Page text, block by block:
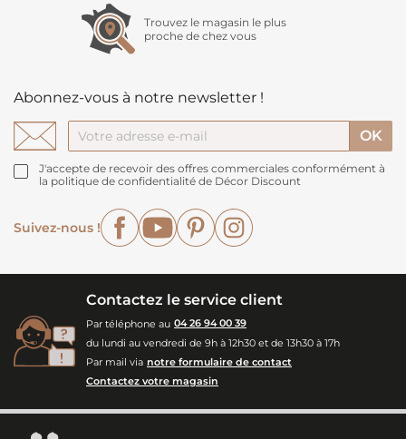
Trouvez le magasin le plus
proche de chez vous
Abonnez-vous à notre newsletter !
J'accepte de recevoir des offres commerciales conformément à
la politique de confidentialité de Décor Discount
Suivez-nous !
FacebookYouTubePinterest
Contactez le service client
Par téléphone au 04 26 94 00 39
du lundi au vendredi de 9h à 12h30 et de 13h30 à 17h
Par mail via notre formulaire de contact
Contactez votre magasin